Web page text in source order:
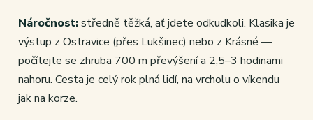
Náročnost:středně těžká, ať jdete odkudkoli. Klasika je
výstup z Ostravice (přes Lukšinec) nebo z Krásné —
počítejte se zhruba 700 m převýšení a 2,5–3 hodinami
nahoru. Cesta je celý rok plná lidí, na vrcholu o víkendu
jak na korze.